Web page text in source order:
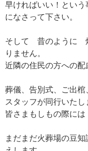
早ければいい！とい
になさって下さい。
そして 昔のように
りません。
近隣の住民の方への配
葬儀、告別式、ご出
スタッフが同行いたし
皆さまもしもの際に
まだまだ火葬場の豆